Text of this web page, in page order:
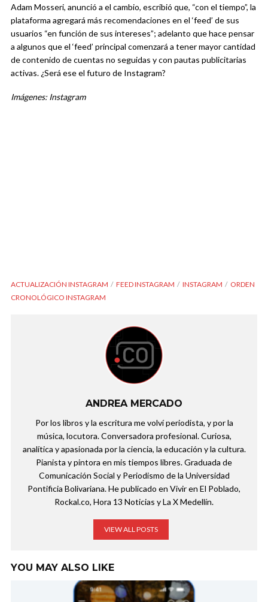
Adam Mosseri, anunció a el cambio, escribió que, “con el tiempo”, la
plataforma agregará más recomendaciones en el ‘feed’ de sus
usuarios “en función de sus intereses”; adelanto que hace pensar
a algunos que el ‘feed’ principal comenzará a tener mayor cantidad
de contenido de cuentas no seguidas y con pautas publicitarias
activas. ¿Será ese el futuro de Instagram?
Imágenes: Instagram
ACTUALIZACIÓN INSTAGRAM FEED INSTAGRAM INSTAGRAM
ORDEN
CRONOLÓGICO INSTAGRAM
ANDREA MERCADO
Por los libros y la escritura me volví periodista, y por la
música, locutora. Conversadora profesional. Curiosa,
analítica y apasionada por la ciencia, la educación y la cultura.
Pianista y pintora en mis tiempos libres. Graduada de
Comunicación Social y Periodismo de la Universidad
Pontificia Bolivariana. He publicado en Vivir en El Poblado,
Rockal.co, Hora 13 Noticias y La X Medellín.
VIEW ALL POSTS
YOU MAY ALSO LIKE